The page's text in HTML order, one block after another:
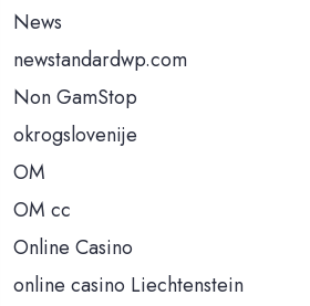
News
newstandardwp.com
Non GamStop
okrogslovenije
OM
OM cc
Online Casino
online casino Liechtenstein